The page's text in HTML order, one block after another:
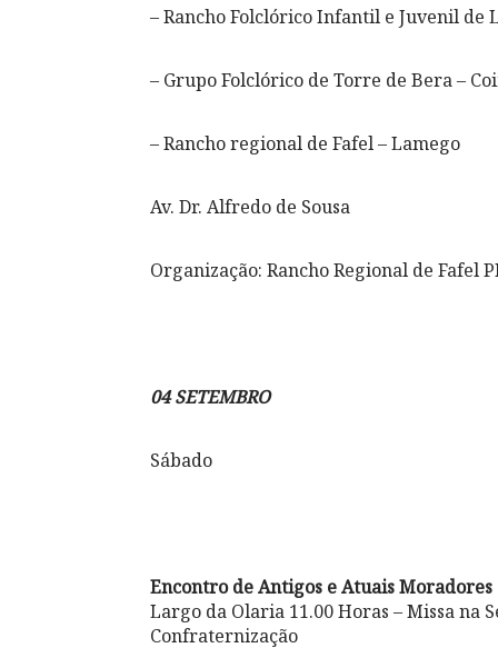
– Rancho Folclórico Infantil e Juvenil de
– Grupo Folclórico de Torre de Bera –
– Rancho regional de Fafel – Lamego
Av. Dr. Alfredo de Sousa
Organização: Rancho Regional de Fafel
04 SETEMBRO
Sábado
Encontro de Antigos e Atuais
Largo da Olaria 11.00 Horas – Missa na
Confraternização